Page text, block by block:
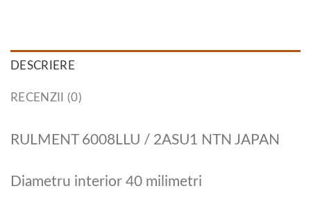
DESCRIERE
RECENZII (0)
RULMENT 6008LLU / 2ASU1 NTN JAPAN
Diametru interior 40 milimetri